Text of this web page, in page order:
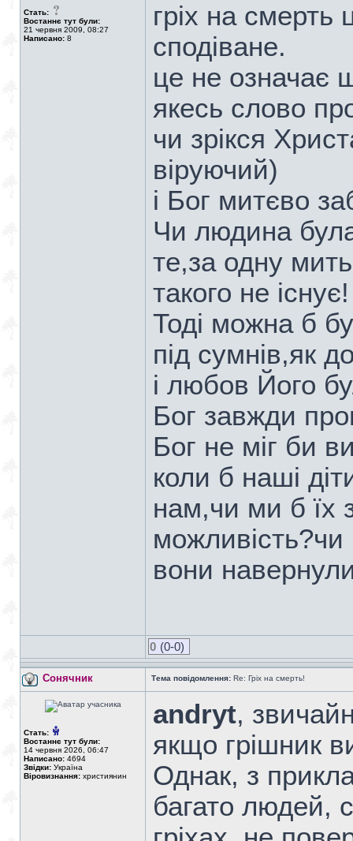
Стать:
Востаннє тут були:
21 червня 2009, 08:27
Написано: 8
гріх на смерть
сподіване.
це не означає
якесь слово
чи зрікся
віруючий)
і Бог митєво
Чи людина
те,за одну
такого не
Тоді можна б
під сумнів,як
і любов Його
Бог завжди
Бог не міг би
коли б наші
нам,чи ми б їх
вони
0 (0-0)
Сонячник Тема повідомлення: Re: Гріх на смерть!
Стать:
Востаннє тут були:
14 червня 2026, 06:47
Написано: 4694
Звідки: Україна
Віровизнання: християнин
andryt,
якщо грішник
Однак, з
багато людей,